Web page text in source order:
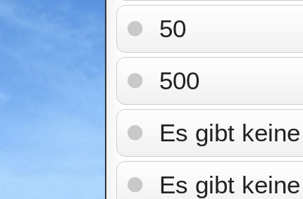
50
500
Es gibt
Es gibt